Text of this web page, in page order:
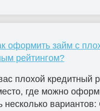
оформить займ с
рейтингом?
плохой кредитный
где можно
несколько